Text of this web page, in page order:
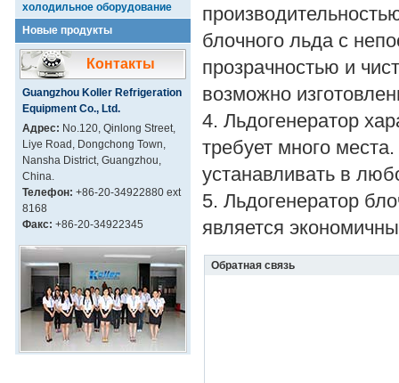
холодильное оборудование
Новые продукты
Контакты
Guangzhou Koller Refrigeration
Equipment Co., Ltd.
Адрес: No.120, Qinlong Street,
Liye Road, Dongchong Town,
Nansha District, Guangzhou,
China.
Телефон: +86-20-34922880 ext
8168
Факс: +86-20-34922345
блочного льда с
прозрачностью и
возможно
4. Льдогенератор
требует много
устанавливать в
5. Льдогенератор
является
Обратная связь